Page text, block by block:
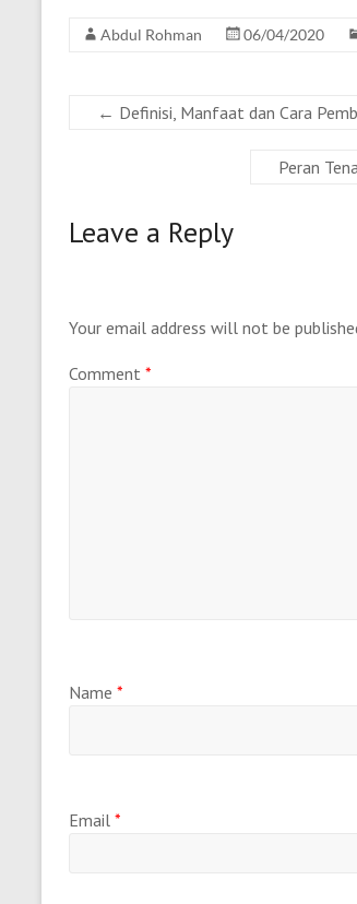
Abdul Rohman 06/04/2020
← Definisi, Manfaat dan Cara
Peran
Leave a Reply
Your email address will not be
Comment *
Name *
Email *